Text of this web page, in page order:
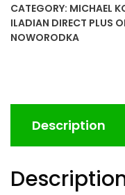
CATEGORY: MICHAEL
ILADIAN DIRECT PLUS
NOWORODKA
Description